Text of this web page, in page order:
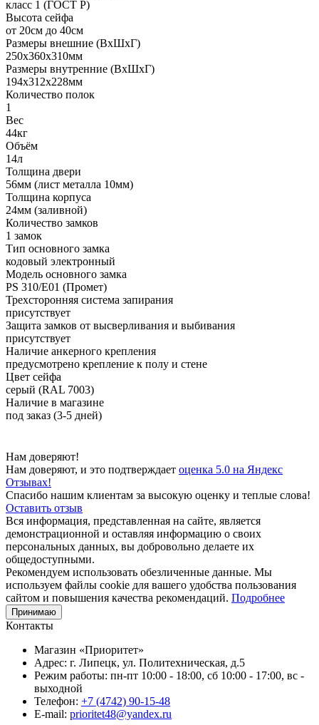
класс 1 (ГОСТ Р)
Высота сейфа
от 20см до 40см
Размеры внешние (ВхШхГ)
250x360x310мм
Размеры внутренние (ВхШхГ)
194x312x228мм
Количество полок
1
Вес
44кг
Объём
14л
Толщина двери
56мм (лист металла 10мм)
Толщина корпуса
24мм (заливной)
Количество замков
1 замок
Тип основного замка
кодовый электронный
Модель основного замка
PS 310/E01 (Промет)
Трехсторонняя система запирания
присутствует
Защита замков от высверливания и выбивания
присутствует
Наличие анкерного крепления
предусмотрено крепление к полу и стене
Цвет сейфа
серый (RAL 7003)
Наличие в магазине
под заказ (3-5 дней)
Нам доверяют!
Нам доверяют, и это подтверждает оценка 5.0 на Яндекс
Отзывах!
Спасибо нашим клиентам за высокую оценку и теплые слова!
Оставить отзыв
Вся информация, представленная на сайте, является
демонстрационной и оставляя информацию о своих
персональных данных, вы добровольно делаете их
общедоступными.
Рекомендуем использовать обезличенные данные. Мы
используем файлы cookie для вашего удобства пользования
сайтом и повышения качества рекомендаций. Подробнее
Принимаю
Контакты
Магазин «Приоритет»
Адрес: г. Липецк, ул. Политехническая, д.5
Режим работы: пн-пт 10:00 - 18:00, сб 10:00 - 17:00, вс -
выходной
Телефон: +7 (4742) 90-15-48
E-mail: prioritet48@yandex.ru